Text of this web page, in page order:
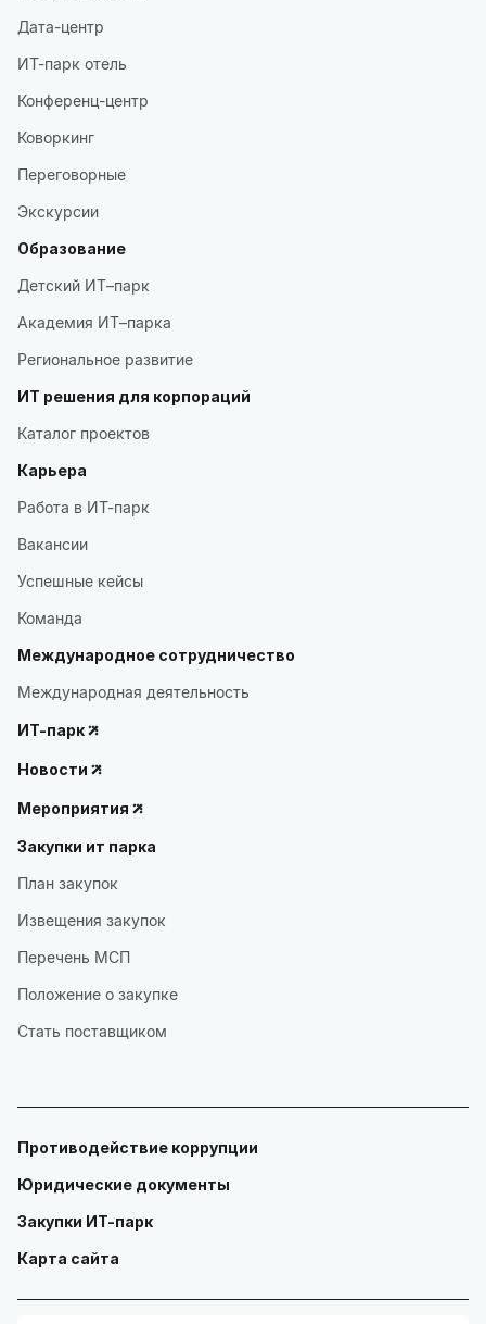
Дата-центр
ИТ-парк отель
Конференц-центр
Коворкинг
Переговорные
Экскурсии
Образование
Детский ИТ–парк
Академия ИТ–парка
Региональное развитие
ИТ решения для корпораций
Каталог проектов
Карьера
Работа в ИТ-парк
Вакансии
Успешные кейсы
Команда
Международное сотрудничество
Международная деятельность
ИТ-парк
Новости
Мероприятия
Закупки ит парка
План закупок
Извещения закупок
Перечень МСП
Положение о закупке
Стать поставщиком
Противодействие коррупции
Юридические документы
Закупки ИТ-парк
Карта сайта